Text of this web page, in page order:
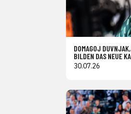
DOMAGOJ
BILDEN DAS NEUE
30.07.26